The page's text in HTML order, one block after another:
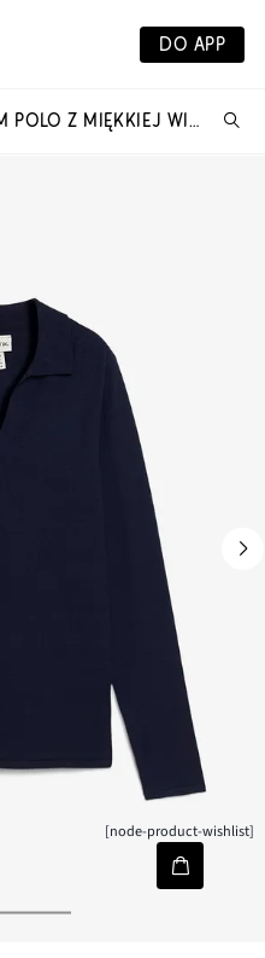
DO APP
BLUZKA Z KOŁNIERZYKIEM POLO Z MIĘKKIEJ WISKOZY
[node-product-wishlist]